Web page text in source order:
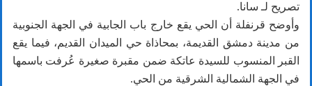
تصريح لـ سانا.
وأوضح قرنفلة أن الحي يقع خارج باب الجابية في الجهة الجنوبية
من مدينة دمشق القديمة، بمحاذاة حي الميدان القديم، فيما يقع
القبر المنسوب للسيدة عاتكة ضمن مقبرة صغيرة عُرفت باسمها
في الجهة الشمالية الشرقية من الحي.